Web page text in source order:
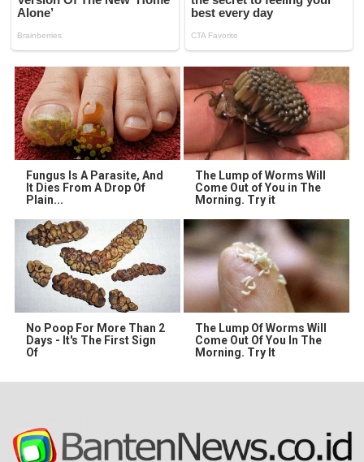
Fungus Is A Parasite, And
It Dies From A Drop Of
Plain...
The Lump of Worms Will
Come Out of You in The
Morning. Try it
No Poop For More Than 2
Days - It's The First Sign
Of
The Lump Of Worms Will
Come Out Of You In The
Morning. Try It